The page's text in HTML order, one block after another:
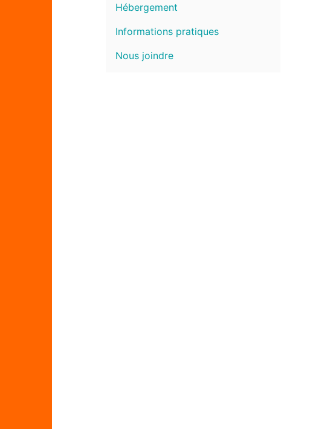
Hébergement
Informations pratiques
Nous joindre